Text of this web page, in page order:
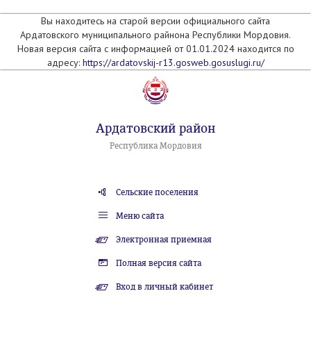
Вы находитесь на старой версии официального сайта
Ардатовского муниципального райнона Республики Мордовия.
Новая версия сайта с информацией от 01.01.2024 находится по
адресу: https://ardatovskij-r13.gosweb.gosuslugi.ru/
Ардатовский район
Республика Мордовия
Сельские поселения
Меню сайта
Электронная приемная
Полная версия сайта
Вход в личный кабинет